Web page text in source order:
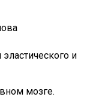
и
мозге.